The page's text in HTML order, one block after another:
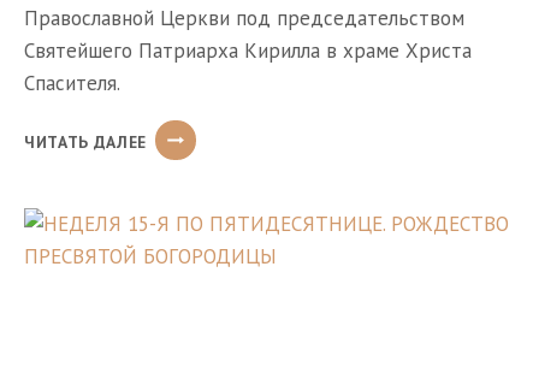
Православной Церкви под председательством
Святейшего Патриарха Кирилла в храме Христа
Спасителя.
ЧИТАТЬ ДАЛЕЕ
ИГУМЕНИЯ
ЛЮБОВЬ
В
СОБРАНИИ